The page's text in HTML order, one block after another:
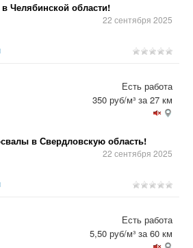
Челябинской области!
22 сентября 2025
в Свердловскую область!
22 сентября 2025
Есть работа
350 руб/м³ за 27 км
Есть работа
5,50 руб/м³ за 60 км